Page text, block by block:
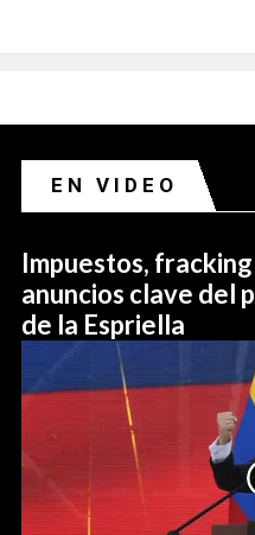
EN VIDEO
Impuestos,
anuncios clave del
de la Espriella